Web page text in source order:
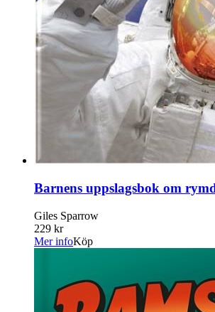
Barnens uppslagsbok om
Giles Sparrow
229 kr
Mer infoKöp